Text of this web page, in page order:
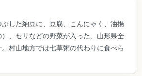
した納豆に、豆腐、こんにゃく、油揚
、セリなどの野菜が入った、山形県全
村山地方では七草粥の代わりに食べら